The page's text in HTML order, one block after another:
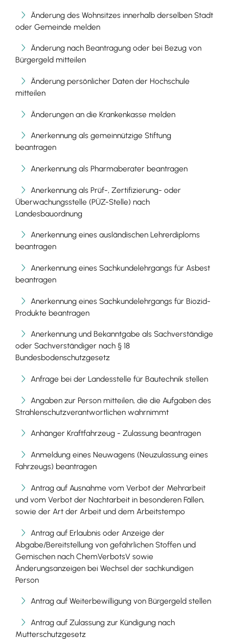
Änderung des Wohnsitzes innerhalb derselben Stadt
oder Gemeinde melden
Änderung nach Beantragung oder bei Bezug von
Bürgergeld mitteilen
Änderung persönlicher Daten der Hochschule
mitteilen
Änderungen an die Krankenkasse melden
Anerkennung als gemeinnützige Stiftung
beantragen
Anerkennung als Pharmaberater beantragen
Anerkennung als Prüf-, Zertifizierung- oder
Überwachungsstelle (PÜZ-Stelle) nach
Landesbauordnung
Anerkennung eines ausländischen Lehrerdiploms
beantragen
Anerkennung eines Sachkundelehrgangs für Asbest
beantragen
Anerkennung eines Sachkundelehrgangs für Biozid-
Produkte beantragen
Anerkennung und Bekanntgabe als Sachverständige
oder Sachverständiger nach § 18
Bundesbodenschutzgesetz
Anfrage bei der Landesstelle für Bautechnik stellen
Angaben zur Person mitteilen, die die Aufgaben des
Strahlenschutzverantwortlichen wahrnimmt
Anhänger Kraftfahrzeug - Zulassung beantragen
Anmeldung eines Neuwagens (Neuzulassung eines
Fahrzeugs) beantragen
Antrag auf Ausnahme vom Verbot der Mehrarbeit
und vom Verbot der Nachtarbeit in besonderen Fällen,
sowie der Art der Arbeit und dem Arbeitstempo
Antrag auf Erlaubnis oder Anzeige der
Abgabe/Bereitstellung von gefährlichen Stoffen und
Gemischen nach ChemVerbotsV sowie
Änderungsanzeigen bei Wechsel der sachkundigen
Person
Antrag auf Weiterbewilligung von Bürgergeld stellen
Antrag auf Zulassung zur Kündigung nach
Mutterschutzgesetz